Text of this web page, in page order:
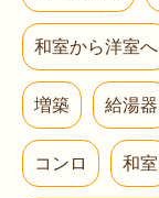
和室から洋室へ
増築 給湯器
コンロ 和室